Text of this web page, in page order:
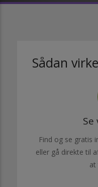
Sådan
Se
Find og se gratis
eller gå direkte til
at